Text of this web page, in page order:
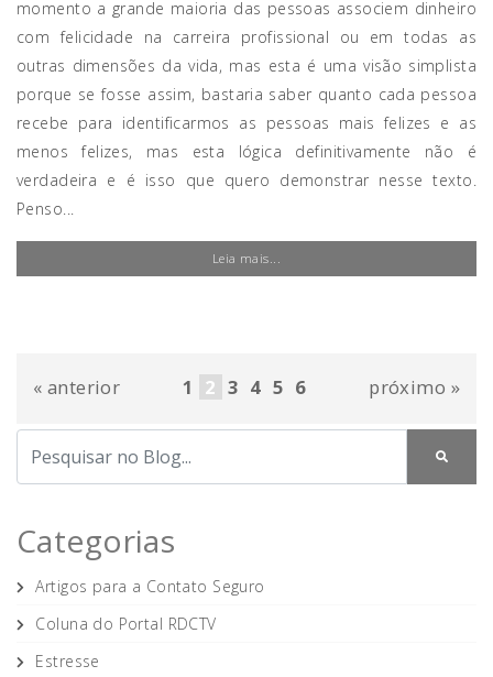
momento a grande maioria das pessoas associem dinheiro
com felicidade na carreira profissional ou em todas as
outras dimensões da vida, mas esta é uma visão simplista
porque se fosse assim, bastaria saber quanto cada pessoa
recebe para identificarmos as pessoas mais felizes e as
menos felizes, mas esta lógica definitivamente não é
verdadeira e é isso que quero demonstrar nesse texto.
Penso...
Leia mais...
« anterior próximo »
1 2 3 4 5 6
Categorias
Artigos para a Contato Seguro
Coluna do Portal RDCTV
Estresse